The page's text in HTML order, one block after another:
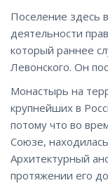
Поселение здесь
деятельности
который раннее
Левонского. Он
Монастырь на
крупнейших в
потому что во
Союзе,
Архитектурный
протяжении его